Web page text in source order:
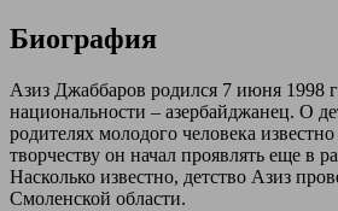
Биография
Азиз Джаббаров родился 7 июня 1998
национальности – азербайджанец. О
родителях молодого человека
творчеству он начал проявлять еще в
Насколько известно, детство Азиз
Смоленской области.